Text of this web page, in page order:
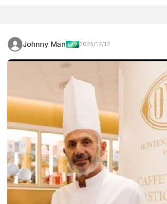
Johnny Man 2025/12/12